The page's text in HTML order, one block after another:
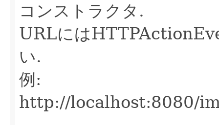
コンストラクタ.
URLには
い.
例:
http://localhost:8080/